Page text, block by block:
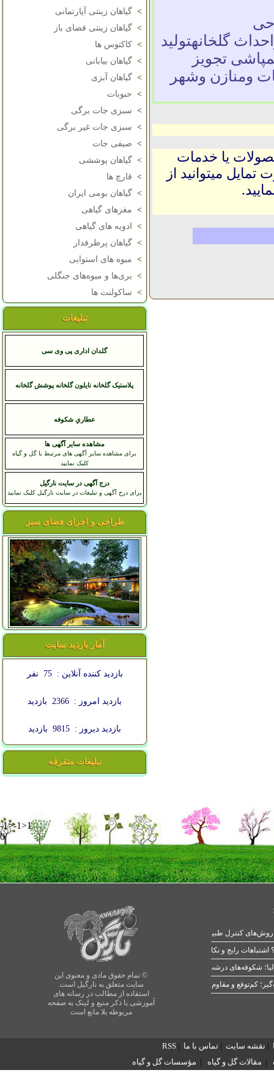
> گیاهان زینتی آپارتمانی
> گیاهان زینتی فضای باز
> کاکتوس ها
> گیاهان بیابانی
> گیاهان آبزی
> حبوبات
> سبزی جات برگی
> سبزی جات غیر برگی
> صیفی جات
> گیاهان پوششی
> قارچ ها
> گیاهان بومی ایران
> مغزهای گیاهی
>
ادویه های گیاهی
> گیاهان پرطرفدار
> میوه های استوایی
> بری‌ها و میوه‌های جنگلی
> ساکولنت ها
تبلیغات
گلدان اداری پی وی سی
پلاستیک گلخانه نایلون گلخانه پوشش گلخانه
عطاري شکوفه
مشاهده سایر آگهی ها
برای مشاهده سایر آگهی های مرتبط با گل و گیاه
کلیک نمایید
درج آگهی در سایت نارگیل
برای درج آگهی و تبلیغات در سایت نارگیل کلیک نمایید
طراحی و اجرای فضای سبز
آمار بازدید سایت
بازدید کننده آنلاین : 75 نفر
بازدید امروز : 2366 بازدید
بازدید دیروز : 9815 بازدید
تبلیغات متفرقه
گلخانهتولید
تجویز
ومنازن وشهر
یا خدمات
میتوانید از
-1>-1>1
0
© تمام حقوق مادی و معنوی این
سایت متعلق به نارگیل است.
استفاده از مطالب در رسانه های
آموزشی با ذکر منبع و لینک به صفحه
مربوطه بلا مانع است
رایج و نکات طلایی
شکوفه‌های درشت در بهار
| نقشه سایت | تماس با ما |
RSS
| مقالات گل و گیاه | مؤسسات گل و گیاه